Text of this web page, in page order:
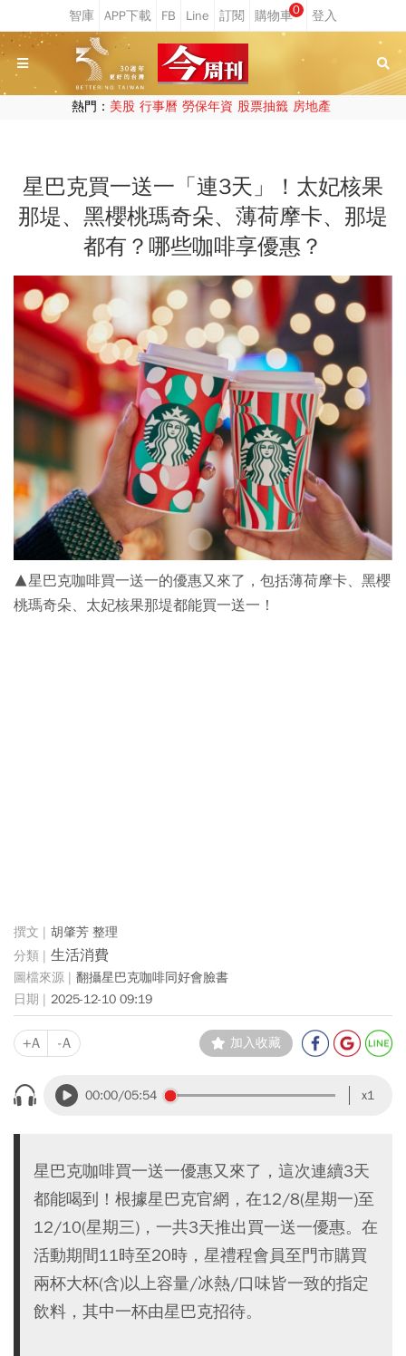
0
熱門： 美股 行事曆 勞保年資 股票抽籤 房地產
星巴克買一送一「連3天」！太妃核果
那堤、黑櫻桃瑪奇朵、薄荷摩卡、那堤
都有？哪些咖啡享優惠？
▲星巴克咖啡買一送一的優惠又來了，包括薄荷摩卡、黑櫻
桃瑪奇朵、太妃核果那堤都能買一送一！
胡肇芳 整理
生活消費
翻攝星巴克咖啡同好會臉書
2025-12-10 09:19
+A -A 加入收藏
00:00/05:54 x1
星巴克咖啡買一送一優惠又來了，這次連續3天
都能喝到！根據星巴克官網，在12/8(星期一)至
12/10(星期三)，一共3天推出買一送一優惠。在
活動期間11時至20時，星禮程會員至門市購買
兩杯大杯(含)以上容量/冰熱/口味皆一致的指定
飲料，其中一杯由星巴克招待。